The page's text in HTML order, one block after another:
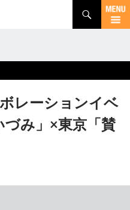
レーションイベ
み」×東京「賛